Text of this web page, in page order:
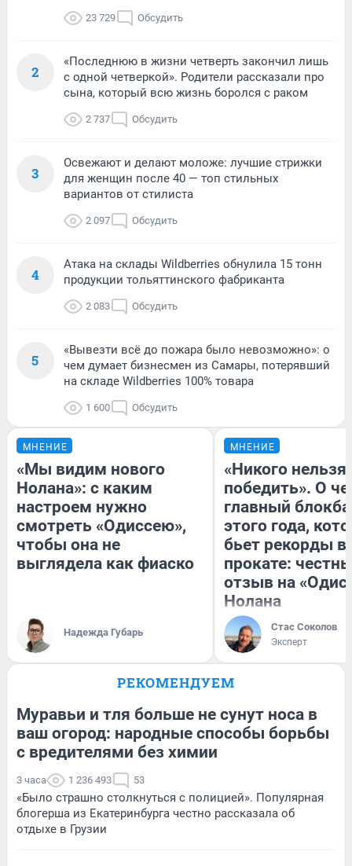
23 729 Обсудить
2
«Последнюю в жизни четверть закончил лишь
с одной четверкой». Родители рассказали про
сына, который всю жизнь боролся с раком
2 737 Обсудить
3
Освежают и делают моложе: лучшие стрижки
для женщин после 40 — топ стильных
вариантов от стилиста
2 097 Обсудить
4
Атака на склады Wildberries обнулила 15 тонн
продукции тольяттинского фабриканта
2 083 Обсудить
5
«Вывезти всё до пожара было невозможно»: о
чем думает бизнесмен из Самары, потерявший
на складе Wildberries 100% товара
1 600 Обсудить
МНЕНИЕ
«Мы видим нового
Нолана»: с каким
настроем нужно
смотреть «Одиссею»,
чтобы она не
выглядела как фиаско
Надежда Губарь
МНЕНИЕ
«Никого нельзя
победить». О
главный
этого года,
бьет рекорды в
прокате:
отзыв на
Нолана
Стас Соколов
Эксперт
РЕКОМЕНДУЕМ
Муравьи и тля больше не сунут носа в
ваш огород: народные способы борьбы
с вредителями без химии
3 часа 1 236 493 53
«Было страшно столкнуться с полицией». Популярная
блогерша из Екатеринбурга честно рассказала об
отдыхе в Грузии